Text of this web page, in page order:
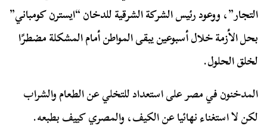
التجار”، ووعود رئيس الشركة الشرقية للدخان “ايسترن كومباني”
بحل الأزمة خلال أسبوعين يبقى المواطن أمام المشكلة مضطرًا
لخلق الحلول.
المدخنون في مصر على استعداد للتخلي عن الطعام والشراب
لكن لا استغناء نهائيا عن الكيف، والمصري كييف بطبعه.